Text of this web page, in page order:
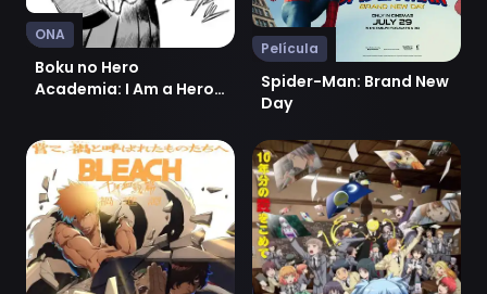
ONA
Boku no Hero
Academia: I Am a Hero
Película
Spider-Man: Brand New
Day
Ver Bleach: Sennen Kessen-hen - Kashin-tan
Ver Ansatsu Kyoushitsu